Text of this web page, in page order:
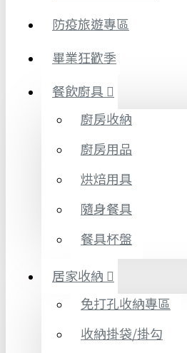
防疫旅遊專區
畢業狂歡季
餐飲廚具
廚房收納
廚房用品
烘焙用具
隨身餐具
餐具杯盤
居家收納
免打孔收納專區
收納掛袋/掛勾